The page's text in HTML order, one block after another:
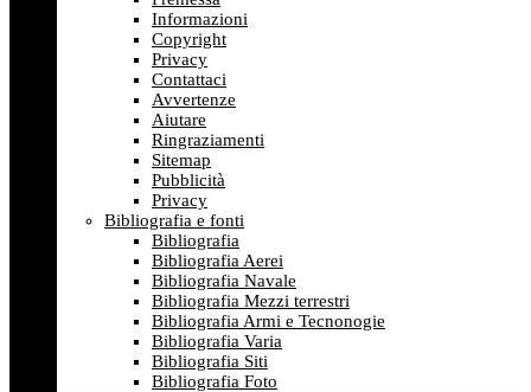
Informazioni
Copyright
Privacy
Contattaci
Avvertenze
Aiutare
Ringraziamenti
Sitemap
Pubblicità
Privacy
Bibliografia e fonti
Bibliografia
Bibliografia Aerei
Bibliografia Navale
Bibliografia Mezzi terrestri
Bibliografia Armi e Tecnonogie
Bibliografia Varia
Bibliografia Siti
Bibliografia Foto